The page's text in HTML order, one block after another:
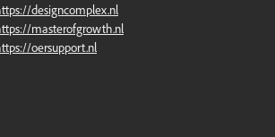
designcomplex.nl
masterofgrowth.nl
oersupport.nl